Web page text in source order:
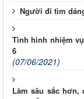
Người đi tìm
Tình hình nhiệm
6
(07/06/2021)
Làm sâu sắc hơn,